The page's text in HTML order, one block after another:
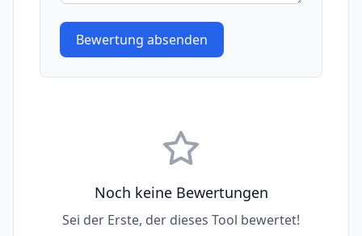
Bewertung absenden
Noch keine Bewertungen
Sei der Erste, der dieses Tool bewertet!